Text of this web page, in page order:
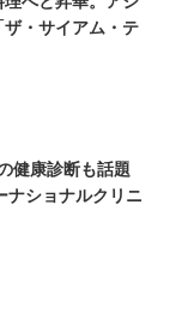
・サイアム・テ
健康診断も話題
ナショナルクリニ